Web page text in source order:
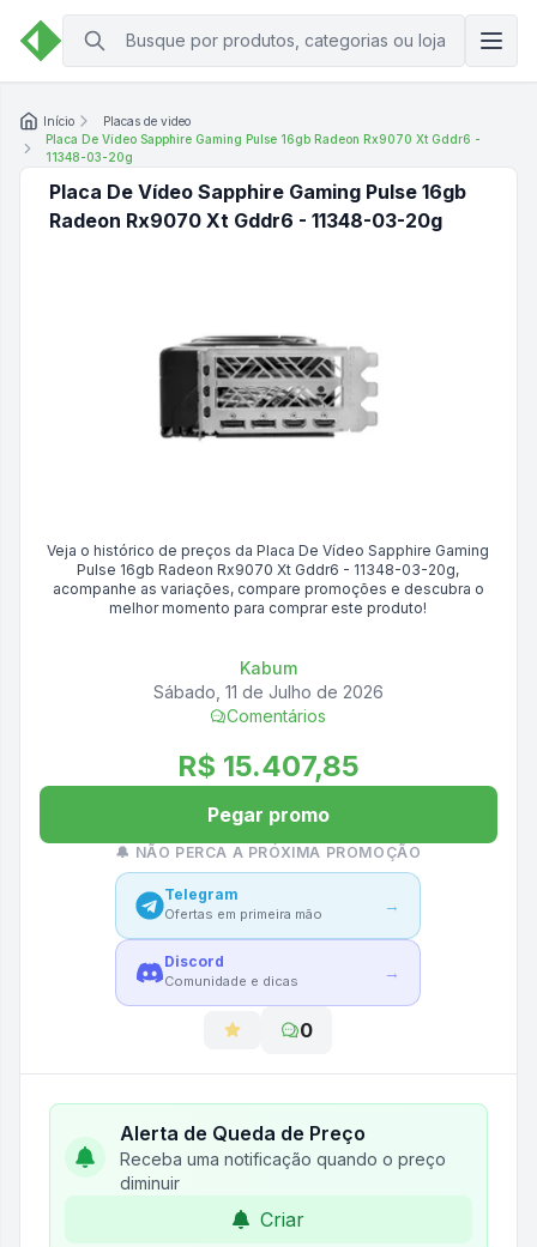
Início
Placas de video
Placa De Vídeo Sapphire Gaming Pulse 16gb Radeon Rx9070 Xt Gddr6 -
11348-03-20g
Placa De Vídeo Sapphire Gaming Pulse 16gb
Radeon Rx9070 Xt Gddr6 - 11348-03-20g
Veja o histórico de preços daPlaca De Vídeo Sapphire Gaming
Pulse 16gb Radeon Rx9070 Xt Gddr6 - 11348-03-20g,
acompanhe as variações, compare promoções e descubra o
melhor momento para comprar este produto!
Kabum
Sábado, 11 de Julho de 2026
Comentários
R$ 15.407,85
Pegar promo
🔔 NÃO PERCA A PRÓXIMA PROMOÇÃO
Telegram
Ofertas em primeira mão →
Discord
Comunidade e dicas →
0
Alerta de Queda de Preço
Receba uma notificação quando o preço
diminuir
Criar